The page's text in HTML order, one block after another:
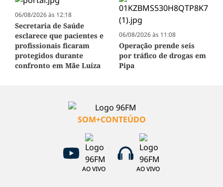
06/08/2026 às 12:18
Secretaria de Saúde
esclarece que pacientes e
profissionais ficaram
protegidos durante
confronto em Mãe Luíza
06/08/2026 às 11:08
Operação prende seis
por tráfico de drogas em
Pipa
SOM+CONTEÚDO
AO VIVO AO VIVO